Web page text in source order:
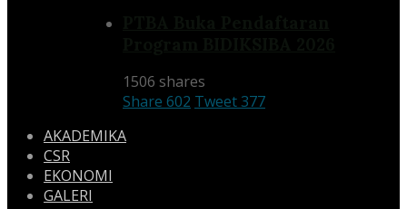
1506 shares
Share 602 Tweet377
AKADEMIKA
CSR
EKONOMI
GALERI